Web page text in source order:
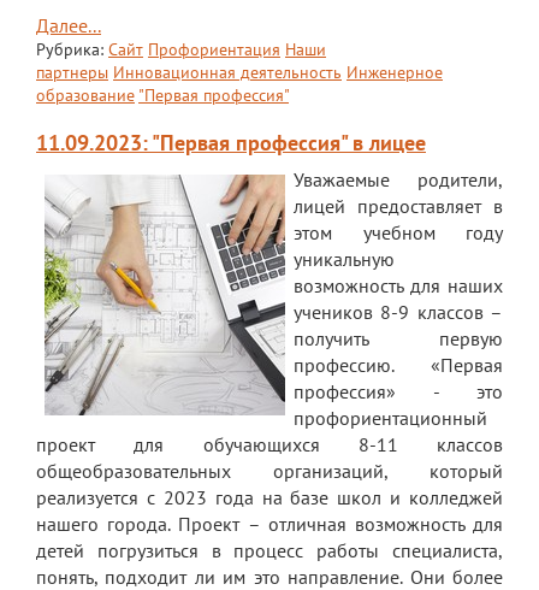
Органы ГОУО
Безопасность
Документы
Дополнительные образовательные
программы
Педагоги ОДОД
Театральная студия
Хор "Жаворонок"
Школьный спортивный клуб
Передвижная выставка "Мы помним!"
Далее...
Рубрика: Сайт Профориентация Наши
партнеры Инновационная деятельность Инженерное
образование "Первая профессия"
11.09.2023: "Первая профессия" в лицее
Уважаемые родители,
лицей предоставляет в
этом учебном году
уникальную
возможность для наших
учеников 8-9 классов –
получить первую
профессию. «Первая
профессия» - это
профориентационный
проект для обучающихся 8-11 классов
общеобразовательных организаций, который
реализуется с 2023 года на базе школ и колледжей
нашего города. Проект – отличная возможность для
детей погрузиться в процесс работы специалиста,
понять, подходит ли им это направление. Они более